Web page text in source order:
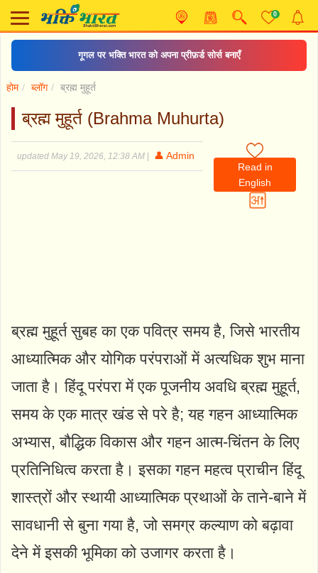
0
गूगल पर भक्ति भारत को अपना प्रीफ़र्ड सोर्स बनाएँ
होम ब्लॉग ब्रह्म मुहूर्त
ब्रह्म मुहूर्त (Brahma Muhurta)
updated May 19, 2026, 12:38 AM
👤 Admin
Read in
English
ब्रह्म मुहूर्त सुबह का एक पवित्र समय है, जिसे भारतीय
आध्यात्मिक और योगिक परंपराओं में अत्यधिक शुभ माना
जाता है। हिंदू परंपरा में एक पूजनीय अवधि ब्रह्म मुहूर्त,
समय के एक मात्र खंड से परे है; यह गहन आध्यात्मिक
अभ्यास, बौद्धिक विकास और गहन आत्म-चिंतन के लिए
प्रतिनिधित्व करता है। इसका गहन महत्व प्राचीन हिंदू
शास्त्रों और स्थायी आध्यात्मिक प्रथाओं के ताने-बाने में
सावधानी से बुना गया है, जो समग्र कल्याण को बढ़ावा
देने में इसकी भूमिका को उजागर करता है।